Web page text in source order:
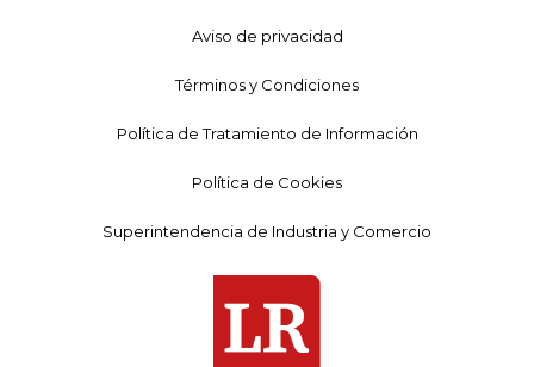
Aviso de privacidad
Términos y Condiciones
Política de Tratamiento de Información
Política de Cookies
Superintendencia de Industria y Comercio